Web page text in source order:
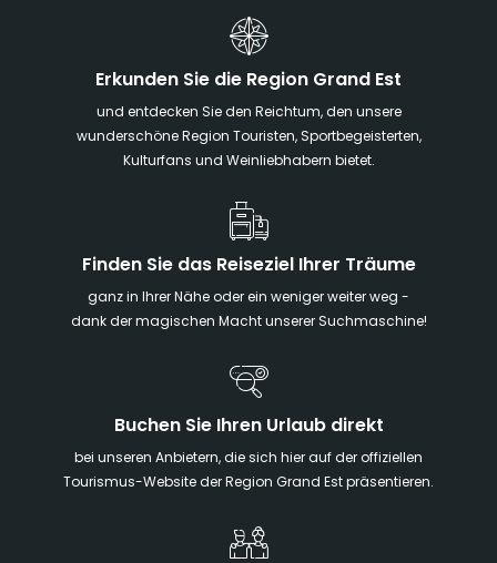
Erkunden Sie die Region Grand Est
und entdecken Sie den Reichtum, den unsere
wunderschöne Region Touristen, Sportbegeisterten,
Kulturfans und Weinliebhabern bietet.
Finden Sie das Reiseziel Ihrer Träume
ganz in Ihrer Nähe oder ein weniger weiter weg -
dank der magischen Macht unserer Suchmaschine!
Buchen Sie Ihren Urlaub direkt
bei unseren Anbietern, die sich hier auf der offiziellen
Tourismus-Website der Region Grand Est präsentieren.